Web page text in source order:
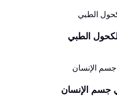
الطبي
جسم الإنسان